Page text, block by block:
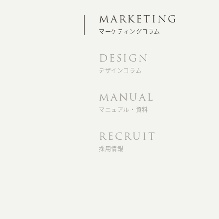
MARKETING
マーケティングコラム
DESIGN
デザインコラム
MANUAL
マニュアル・資料
RECRUIT
採用情報